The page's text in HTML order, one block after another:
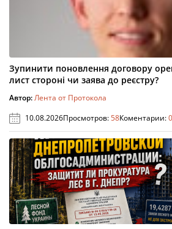
Зупинити поновлення договору
лист стороні чи заява до реєстру?
Автор:Лента от Протокола
10.08.2026Просмотров:58Коментарии:0